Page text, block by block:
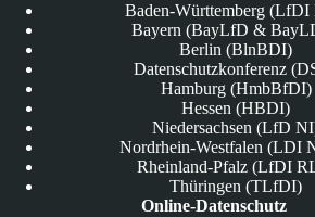
Baden-Württemberg (LfDI
Bayern (BayLfD &
Berlin (BlnBDI)
Datenschutzkonferenz
Hamburg (HmbBfDI)
Hessen (HBDI)
Niedersachsen (LfD
Nordrhein-Westfalen (LDI
Rheinland-Pfalz (LfDI
Thüringen (TLfDI)
Online-Datenschutz